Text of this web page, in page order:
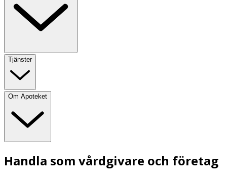
Tjänster
Om Apoteket
Handla som vårdgivare och företag